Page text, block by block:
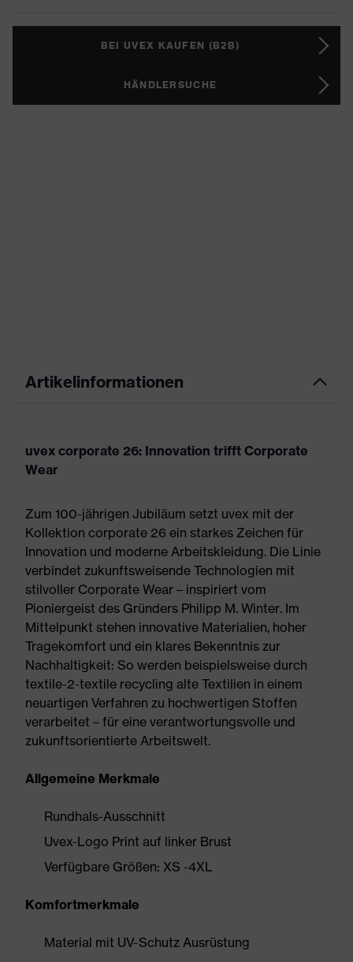
BEI UVEX KAUFEN (B2B)
HÄNDLERSUCHE
Artikelinformationen
uvex corporate 26: Innovation trifft Corporate
Wear
Zum 100-jährigen Jubiläum setzt uvex mit der
Kollektion corporate 26 ein starkes Zeichen für
Innovation und moderne Arbeitskleidung. Die Linie
verbindet zukunftsweisende Technologien mit
stilvoller Corporate Wear – inspiriert vom
Pioniergeist des Gründers Philipp M. Winter. Im
Mittelpunkt stehen innovative Materialien, hoher
Tragekomfort und ein klares Bekenntnis zur
Nachhaltigkeit: So werden beispielsweise durch
textile-2-textile recycling alte Textilien in einem
neuartigen Verfahren zu hochwertigen Stoffen
verarbeitet – für eine verantwortungsvolle und
zukunftsorientierte Arbeitswelt.
Allgemeine Merkmale
Rundhals-Ausschnitt
Uvex-Logo Print auf linker Brust
Verfügbare Größen: XS -4XL
Komfortmerkmale
Material mit UV-Schutz Ausrüstung